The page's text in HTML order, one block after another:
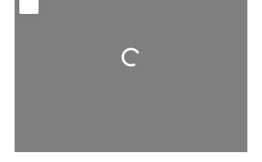
Cargando…